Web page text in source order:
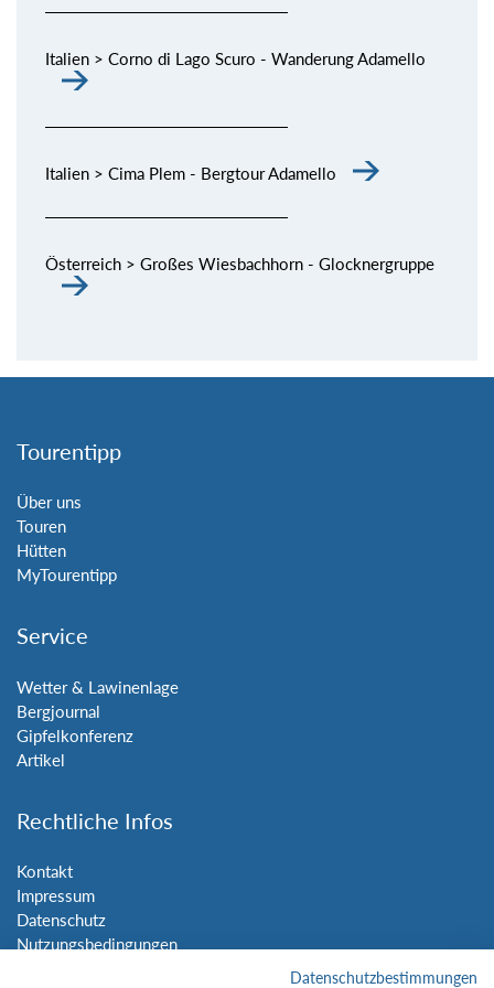
Italien > Corno di Lago Scuro - Wanderung Adamello
Italien > Cima Plem - Bergtour Adamello
Österreich > Großes Wiesbachhorn - Glocknergruppe
Tourentipp
Über uns
Touren
Hütten
MyTourentipp
Service
Wetter & Lawinenlage
Bergjournal
Gipfelkonferenz
Artikel
Rechtliche Infos
Kontakt
Impressum
Datenschutz
Nutzungsbedingungen
Datenschutzbestimmungen